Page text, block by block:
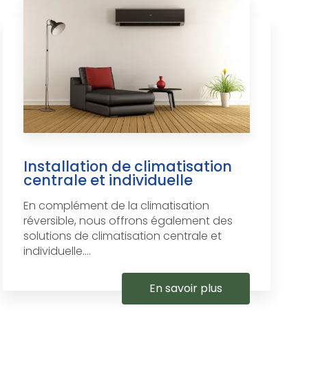
Installation de climatisation
centrale et individuelle
En complément de la climatisation
réversible, nous offrons également des
solutions de climatisation centrale et
individuelle....
En savoir plus